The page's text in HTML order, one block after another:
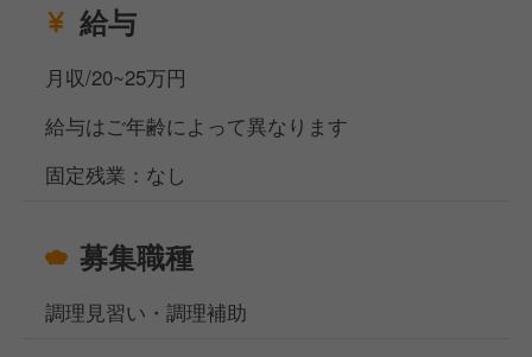
給与
月収/20~25万円
給与はご年齢によって異なります
固定残業：なし
募集職種
調理見習い・調理補助